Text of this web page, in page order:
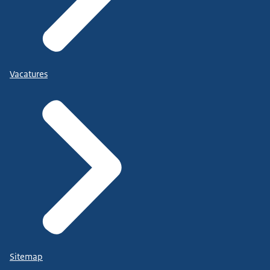
Vacatures
Sitemap